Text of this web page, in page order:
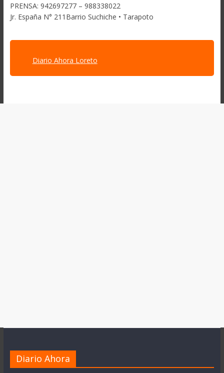
PRENSA: 942697277 – 988338022
Jr. España N° 211Barrio Suchiche • Tarapoto
Diario Ahora Loreto
Diario Ahora